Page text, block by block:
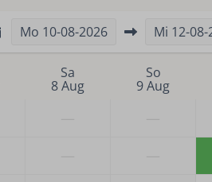
Mo 10-08-2026 Mi 12-
Sa
8 Aug
So
9 Aug